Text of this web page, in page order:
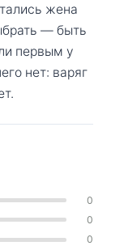
жена
— быть
первым у
нет: варяг
0
0
0